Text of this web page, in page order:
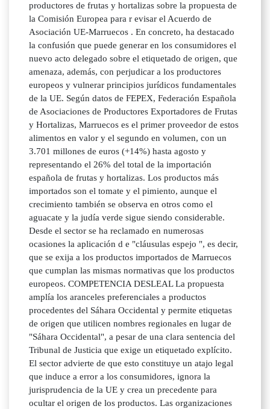
productores de frutas y hortalizas sobre la propuesta de
la Comisión Europea para r evisar el Acuerdo de
Asociación UE-Marruecos . En concreto, ha destacado
la confusión que puede generar en los consumidores el
nuevo acto delegado sobre el etiquetado de origen, que
amenaza, además, con perjudicar a los productores
europeos y vulnerar principios jurídicos fundamentales
de la UE. Según datos de FEPEX, Federación Española
de Asociaciones de Productores Exportadores de Frutas
y Hortalizas, Marruecos es el primer proveedor de estos
alimentos en valor y el segundo en volumen, con un
3.701 millones de euros (+14%) hasta agosto y
representando el 26% del total de la importación
española de frutas y hortalizas. Los productos más
importados son el tomate y el pimiento, aunque el
crecimiento también se observa en otros como el
aguacate y la judía verde sigue siendo considerable.
Desde el sector se ha reclamado en numerosas
ocasiones la aplicación d e "cláusulas espejo ", es decir,
que se exija a los productos importados de Marruecos
que cumplan las mismas normativas que los productos
europeos. COMPETENCIA DESLEAL La propuesta
amplía los aranceles preferenciales a productos
procedentes del Sáhara Occidental y permite etiquetas
de origen que utilicen nombres regionales en lugar de
"Sáhara Occidental", a pesar de una clara sentencia del
Tribunal de Justicia que exige un etiquetado explícito.
El sector advierte de que esto constituye un atajo legal
que induce a error a los consumidores, ignora la
jurisprudencia de la UE y crea un precedente para
ocultar el origen de los productos. Las organizaciones